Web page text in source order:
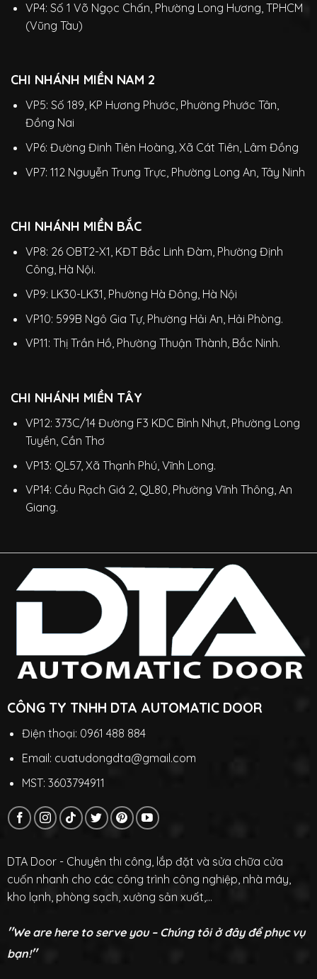
VP4: Số 1 Võ Ngọc Chấn, Phường Long Hương, TPHCM
(Vũng Tàu)
CHI NHÁNH MIỀN NAM 2
VP5: Số 189, KP Hương Phước, Phường Phước Tân,
Đồng Nai
VP6: Đường Đinh Tiên Hoàng, Xã Cát Tiên, Lâm Đồng
VP7: 112 Nguyễn Trung Trực, Phường Long An, Tây Ninh
CHI NHÁNH MIỀN BẮC
VP8: 26 OBT2-X1, KĐT Bắc Linh Đàm, Phường Định
Công, Hà Nội.
VP9: LK30-LK31, Phường Hà Đông, Hà Nội
VP10: 599B Ngô Gia Tự, Phường Hải An, Hải Phòng.
VP11: Thị Trần Hồ, Phường Thuận Thành, Bắc Ninh.
CHI NHÁNH MIỀN TÂY
VP12: 373C/14 Đường F3 KDC Bình Nhựt, Phường Long
Tuyền, Cần Thơ
VP13: QL57, Xã Thạnh Phú, Vĩnh Long.
VP14: Cầu Rạch Giá 2, QL80, Phường Vĩnh Thông, An
Giang.
CÔNG TY TNHH DTA AUTOMATIC DOOR
Điện thoại: 0961 488 884
Email: cuatudongdta@gmail.com
MST: 3603794911
DTA Door - Chuyên thi công, lắp đặt và sửa chữa cửa
cuốn nhanh cho các công trình công nghiệp, nhà máy,
kho lạnh, phòng sạch, xưởng sản xuất,...
"We are here to serve you – Chúng tôi ở đây để phục vụ
bạn!"